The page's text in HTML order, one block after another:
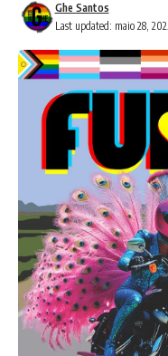
Last updated: maio 28,
Ghe Santos